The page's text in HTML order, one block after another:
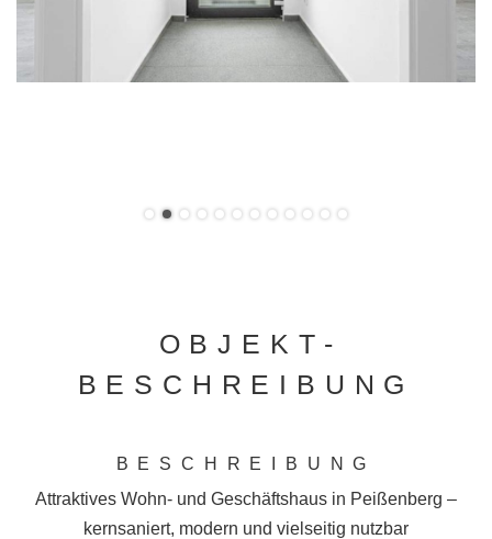
OBJEKT­
BESCHREIBUNG
BESCHREIBUNG
Attraktives Wohn- und Geschäftshaus in Peißenberg –
kernsaniert, modern und vielseitig nutzbar